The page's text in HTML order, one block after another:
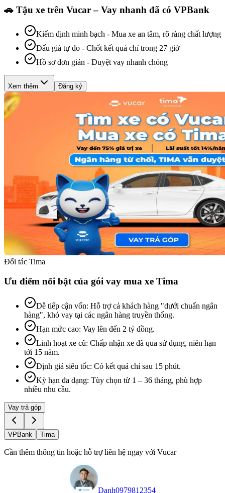
🚗 Tậu xe trên Vucar – Vay nhanh đã có VPBank
Kiểm định minh bạch - Mua xe an tâm, rõ ràng chất lượng
Đấu giá tự do - Chốt kết quả chỉ trong 27 giờ
Hồ sơ đơn giản - Duyệt vay nhanh chóng
Xem thêm Đăng ký
Đối tác Tima
Ưu điểm nổi bật của gói vay mua xe Tima
Dễ tiếp cận vốn: Hỗ trợ cả khách hàng "dưới chuẩn ngân
hàng", khó vay tại các ngân hàng truyền thống.
Hạn mức cao: Vay lên đến 2 tỷ đồng.
Linh hoạt xe cũ: Chấp nhận xe đã qua sử dụng, niên hạn
tới 15 năm.
Định giá siêu tốc: Có kết quả chỉ sau 15 phút.
Kỳ hạn đa dạng: Tùy chọn từ 1 – 36 tháng, phù hợp
nhiều nhu cầu.
Vay trả góp
VPBank Tima
Cần thêm thông tin hoặc hỗ trợ liên hệ ngay với Vucar
Danh0979812354